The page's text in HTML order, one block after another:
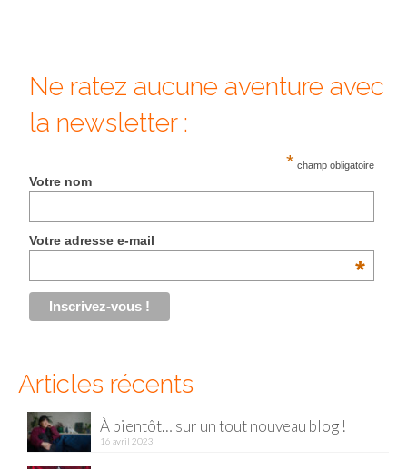
Ne ratez aucune aventure avec
la newsletter :
* champ obligatoire
Votre nom
Votre adresse e-mail
*
Articles récents
À bientôt… sur un tout nouveau blog !
16 avril 2023